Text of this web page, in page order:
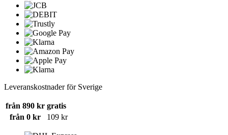
Leveranskostnader för Sverige
från 890 kr gratis
från 0 kr
109 kr